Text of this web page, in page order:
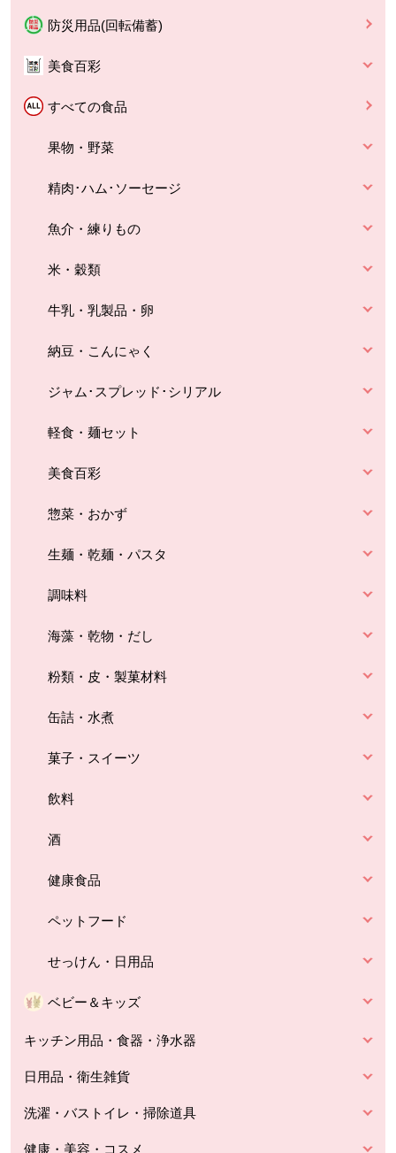
防災用品(回転備蓄)
美食百彩
すべての食品
果物・野菜
精肉･ハム･ソーセージ
魚介・練りもの
米・穀類
牛乳・乳製品・卵
納豆・こんにゃく
ジャム･スプレッド･シリアル
軽食・麺セット
美食百彩
惣菜・おかず
生麺・乾麺・パスタ
調味料
海藻・乾物・だし
粉類・皮・製菓材料
缶詰・水煮
菓子・スイーツ
飲料
酒
健康食品
ペットフード
せっけん・日用品
ベビー＆キッズ
キッチン用品・食器・浄水器
日用品・衛生雑貨
洗濯・バストイレ・掃除道具
健康・美容・コスメ